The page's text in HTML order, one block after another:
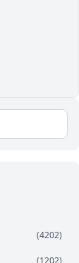
(4202)
(1202)